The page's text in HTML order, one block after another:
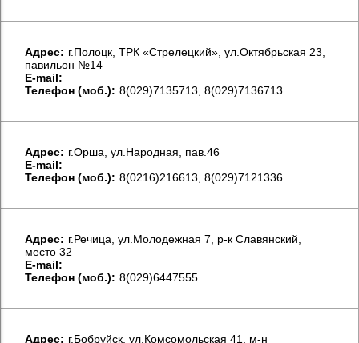
Aдрес: г.Полоцк, ТРК «Стрелецкий», ул.Октябрьская 23,
павильон №14
E-mail:
Телефон (моб.): 8(029)7135713, 8(029)7136713
Aдрес: г.Орша, ул.Народная, пав.46
E-mail:
Телефон (моб.): 8(0216)216613, 8(029)7121336
Aдрес: г.Речица, ул.Молодежная 7, р-к Славянский,
место 32
E-mail:
Телефон (моб.): 8(029)6447555
Aдрес: г.Бобруйск, ул.Комсомольская 41, м-н